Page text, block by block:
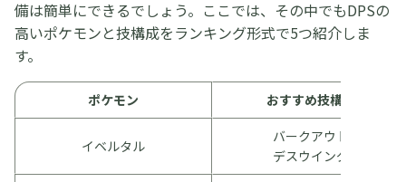
備は簡単にできるでしょう。ここでは、その中でもDPSの
高いポケモンと技構成をランキング形式で5つ紹介しま
す。
ポケモン おすすめ技構成
イベルタル
バークアウト
デスウイング